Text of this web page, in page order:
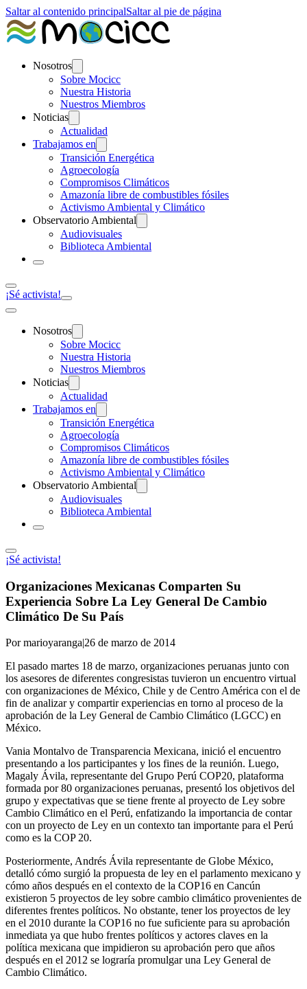
Saltar al contenido principalSaltar al pie de página
Nosotros
Sobre Mocicc
Nuestra Historia
Nuestros Miembros
Noticias
Actualidad
Trabajamos en
Transición Energética
Agroecología
Compromisos Climáticos
Amazonía libre de combustibles fósiles
Activismo Ambiental y Climático
Observatorio Ambiental
Audiovisuales
Biblioteca Ambiental
¡Sé activista!
Nosotros
Sobre Mocicc
Nuestra Historia
Nuestros Miembros
Noticias
Actualidad
Trabajamos en
Transición Energética
Agroecología
Compromisos Climáticos
Amazonía libre de combustibles fósiles
Activismo Ambiental y Climático
Observatorio Ambiental
Audiovisuales
Biblioteca Ambiental
¡Sé activista!
Organizaciones Mexicanas Comparten Su
Experiencia Sobre La Ley General De Cambio
Climático De Su País
Por marioyaranga|26 de marzo de 2014
El pasado martes 18 de marzo, organizaciones peruanas junto con
los asesores de diferentes congresistas tuvieron un encuentro virtual
con organizaciones de México, Chile y de Centro América con el de
fin de analizar y compartir experiencias en torno al proceso de la
aprobación de la Ley General de Cambio Climático (LGCC) en
México.
Vania Montalvo de Transparencia Mexicana, inició el encuentro
presentando a los participantes y los fines de la reunión. Luego,
Magaly Ávila, representante del Grupo Perú COP20, plataforma
formada por 80 organizaciones peruanas, presentó los objetivos del
grupo y expectativas que se tiene frente al proyecto de Ley sobre
Cambio Climático en el Perú, enfatizando la importancia de contar
con un proyecto de Ley en un contexto tan importante para el Perú
como es la COP 20.
Posteriormente, Andrés Ávila representante de Globe México,
detalló cómo surgió la propuesta de ley en el parlamento mexicano y
cómo años después en el contexto de la COP16 en Cancún
existieron 5 proyectos de ley sobre cambio climático provenientes de
diferentes frentes políticos. No obstante, tener los proyectos de ley
en el 2010 durante la COP16 no fue suficiente para su aprobación
inmediata ya que hubo frentes políticos y actores claves en la
política mexicana que impidieron su aprobación pero que años
después en el 2012 se lograría promulgar una Ley General de
Cambio Climático.